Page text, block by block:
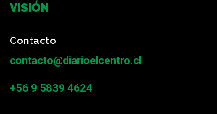
VISIÓN
Contacto
contacto@diarioelcentro.cl
+56 9 5839 4624